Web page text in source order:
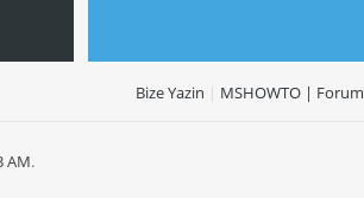
Bize Yazin | MSHOWTO | Forum
AM.